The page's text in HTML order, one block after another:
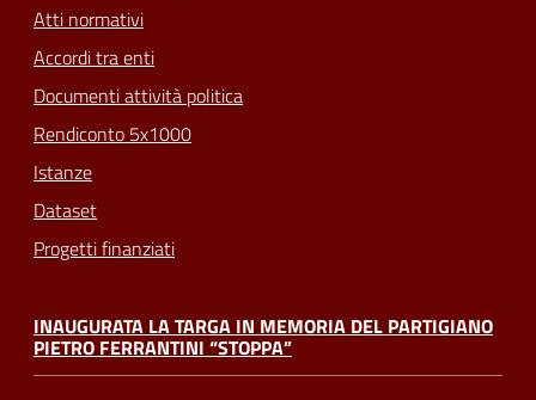
Atti normativi
Accordi tra enti
Documenti attività politica
Rendiconto 5x1000
Istanze
Dataset
Progetti finanziati
INAUGURATA LA TARGA IN MEMORIA DEL PARTIGIANO
PIETRO FERRANTINI “STOPPA”